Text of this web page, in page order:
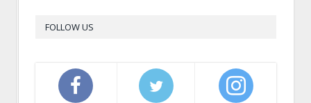
FOLLOW US